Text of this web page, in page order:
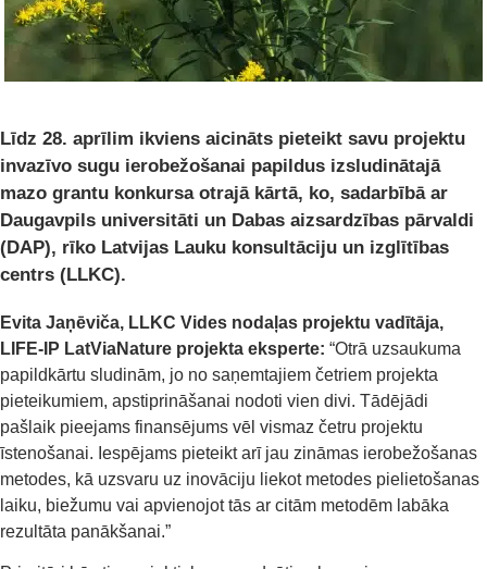
Līdz 28. aprīlim ikviens aicināts pieteikt savu projektu
invazīvo sugu ierobežošanai papildus izsludinātajā
mazo grantu konkursa otrajā kārtā, ko, sadarbībā ar
Daugavpils universitāti un Dabas aizsardzības pārvaldi
(DAP), rīko Latvijas Lauku konsultāciju un izglītības
centrs (LLKC).
Evita Jaņēviča, LLKC Vides nodaļas projektu vadītāja,
LIFE-IP LatViaNature projekta eksperte: “Otrā uzsaukuma
papildkārtu sludinām, jo no saņemtajiem četriem projekta
pieteikumiem, apstiprināšanai nodoti vien divi. Tādējādi
pašlaik pieejams finansējums vēl vismaz četru projektu
īstenošanai. Iespējams pieteikt arī jau zināmas ierobežošanas
metodes, kā uzsvaru uz inovāciju liekot metodes pielietošanas
laiku, biežumu vai apvienojot tās ar citām metodēm labāka
rezultāta panākšanai.”